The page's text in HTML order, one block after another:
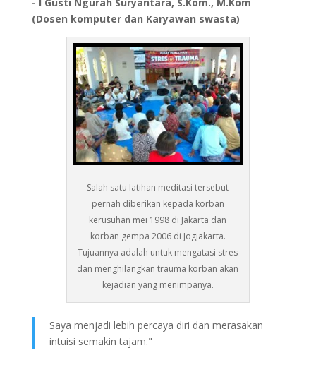
- I Gusti Ngurah Suryantara, S.Kom., M.Kom
(Dosen komputer dan Karyawan swasta)
Salah satu latihan meditasi tersebut
pernah diberikan kepada korban
kerusuhan mei 1998 di Jakarta dan
korban gempa 2006 di Jogjakarta.
Tujuannya adalah untuk mengatasi stres
dan menghilangkan trauma korban akan
kejadian yang menimpanya.
Saya menjadi lebih percaya diri dan merasakan
intuisi semakin tajam."